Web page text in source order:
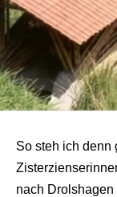
So steh ich denn
nach